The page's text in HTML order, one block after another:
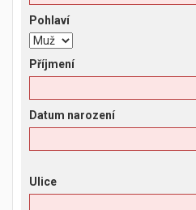
Pohlaví
Příjmení
Datum narození
Ulice